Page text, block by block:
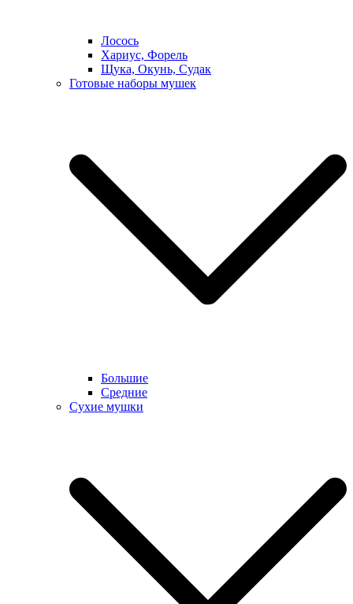
Лосось
Хариус, Форель
Щука, Окунь, Судак
Готовые наборы мушек
Большие
Средние
Сухие мушки